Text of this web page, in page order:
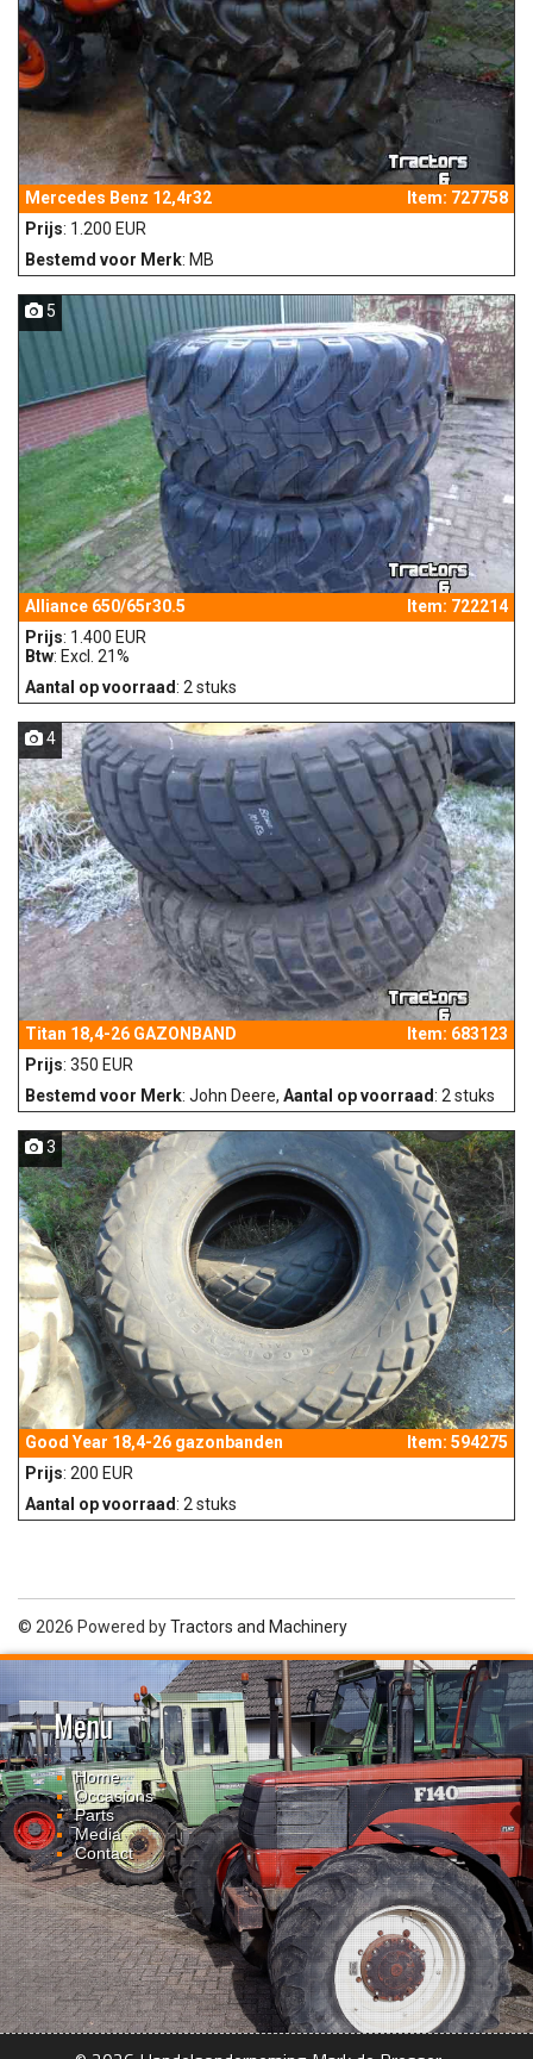
Mercedes Benz 12,4r32
Item: 727758
Prijs: 1.200 EUR
Bestemd voor Merk: MB
5
Alliance 650/65r30.5
Item: 722214
Prijs: 1.400 EUR
Btw: Excl. 21%
Aantal op voorraad: 2 stuks
4
Titan 18,4-26 GAZONBAND
Item: 683123
Prijs: 350 EUR
Bestemd voor Merk: John Deere, Aantal op voorraad: 2 stuks
3
Good Year 18,4-26 gazonbanden
Item: 594275
Prijs: 200 EUR
Aantal op voorraad: 2 stuks
© 2026 Powered byTractors and Machinery
Menu
Home
Occasions
Parts
Media
Contact